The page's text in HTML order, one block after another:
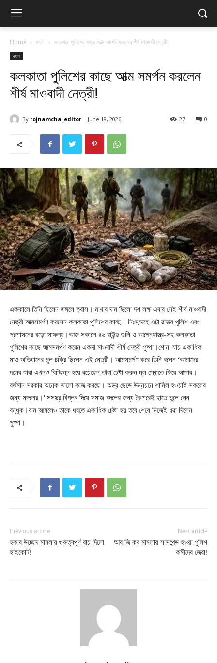
Home বাংলা কলকাতা পুলিশের কাছে আত্ম সমর্পন করলেন শীর্ষ মাওবাদী নেত্রী!
বাংলা
কলকাতা পুলিশের কাছে আত্ম সমর্পন করলেন
শীর্ষ মাওবাদী নেত্রী!
By rojnamcha_editor June 18, 2026 0
27
এককালে তিনি ছিলেন জঙ্গলে ত্রাস। মাথার দাম ছিলো দশ লক্ষ এবার সেই শীর্ষ মাওবাদী
নেত্রী আত্মসমর্পণ করলেন কলকাতা পুলিশের কাছে। নিঃসন্দেহে এটা রাজ্য পুলিশ এবং
প্রশাসনের বড়ো সাফল্য।আজ সকালে ৪৬ রাউন্ড গুলি ও আগ্নেয়াস্ত্র-সহ কলকাতা
পুলিশের কাছে আত্মসমর্পণ করেন একদা মাওবাদী শীর্ষ নেত্রী পুষ্পা।শোনা যায় একাধিক
মাও অভিযানের মূল চক্রি ছিলেন এই নেত্রী। আত্মসমর্পণ করে তিনি বলেন ‘আমাদের
দলের যারা এখনও বিচ্ছিন্ন হয়ে রয়েছেন তাঁরা চেষ্টা করুন মূল স্রোতে ফিরে আসার।
বর্তমান সরকার অনেক ভালো কাজ করছে। অস্ত্র ছেড়ে উন্নয়নে শামিল হওয়াই সকলের
জন্য মঙ্গলের।’ সসস্ত্র বিপ্লব দিয়ে সমাজ বদলের জন্য কৈশরেই হাতে তুলে নেন
বন্ধুক।বাম আমলেও তাকে ধরতে একাধিক চেষ্টা হয় তবে শেষে নিজেই ধরা দিলেন
পুষ্পা।
Previous article
হকার উচ্ছেদ মামলায় গুরুত্বপূর্ণ রায় দিলো
হাইকোর্ট!
Next article
আর জি কর মামলায় সাসপেন্ড হওয়া পুলিশ
কর্মীদের জেরা!